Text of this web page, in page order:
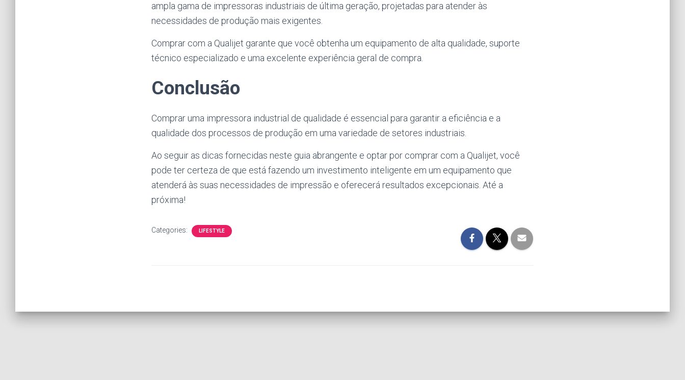
ampla gama de impressoras industriais de última geração, projetadas para atender às
necessidades de produção mais exigentes.
Comprar com a Qualijet garante que você obtenha um equipamento de alta qualidade, suporte
técnico especializado e uma excelente experiência geral de compra.
Conclusão
Comprar uma impressora industrial de qualidade é essencial para garantir a eficiência e a
qualidade dos processos de produção em uma variedade de setores industriais.
Ao seguir as dicas fornecidas neste guia abrangente e optar por comprar com a Qualijet, você
pode ter certeza de que está fazendo um investimento inteligente em um equipamento que
atenderá às suas necessidades de impressão e oferecerá resultados excepcionais. Até a
próxima!
Categories: LIFESTYLE